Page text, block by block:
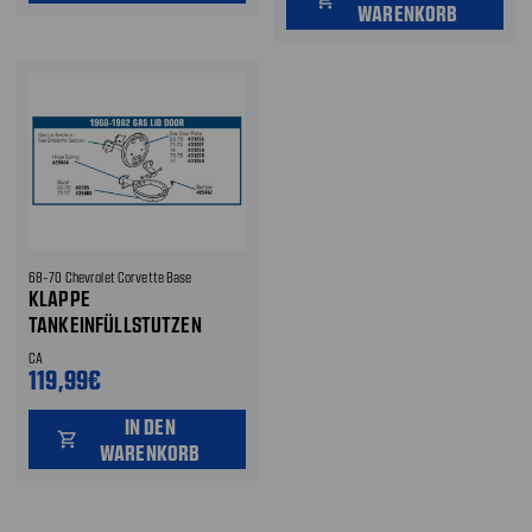
WARENKORB
68-70 Chevrolet Corvette Base
KLAPPE
TANKEINFÜLLSTUTZEN
CA
119,99€
shopping_cart
IN DEN
WARENKORB